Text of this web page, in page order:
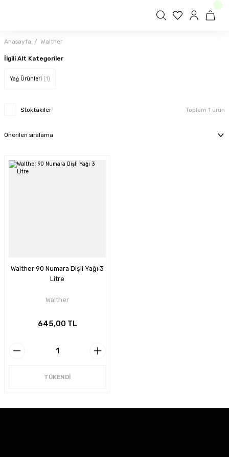
Anasayfa Walther
İlgili Alt Kategoriler
Yağ Ürünleri (1)
Stoktakiler Toplam 1 ürün
Walther 90 Numara Dişli Yağı 3
Litre
Walther
645,00 TL
TÜKENDİ